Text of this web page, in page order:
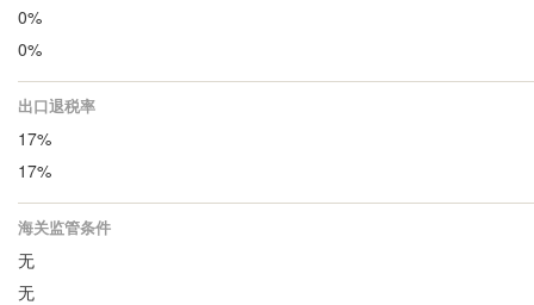
0%
0%
出口退税率
17%
17%
海关监管条件
无
无